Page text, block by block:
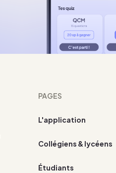
PAGES
L'application
Collégiens & lycéens
Étudiants